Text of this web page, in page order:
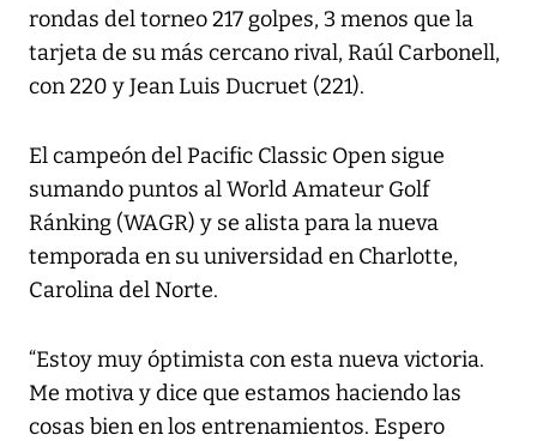
rondas del torneo 217 golpes, 3 menos que la
tarjeta de su más cercano rival, Raúl Carbonell,
con 220 y Jean Luis Ducruet (221).
El campeón del Pacific Classic Open sigue
sumando puntos al World Amateur Golf
Ránking (WAGR) y se alista para la nueva
temporada en su universidad en Charlotte,
Carolina del Norte.
“Estoy muy óptimista con esta nueva victoria.
Me motiva y dice que estamos haciendo las
cosas bien en los entrenamientos. Espero